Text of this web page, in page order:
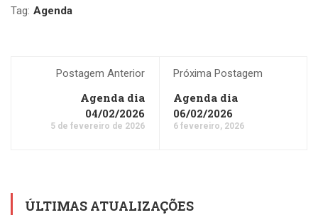
Tag: Agenda
Postagem Anterior
Agenda dia
04/02/2026
5 de fevereiro de 2026
Próxima Postagem
Agenda dia
06/02/2026
6 fevereiro, 2026
ÚLTIMAS ATUALIZAÇÕES